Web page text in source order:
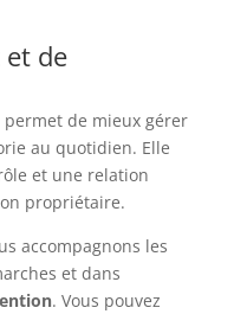
et de
de mieux gérer
au quotidien. Elle
et une relation
propriétaire.
accompagnons les
et dans
. Vous pouvez